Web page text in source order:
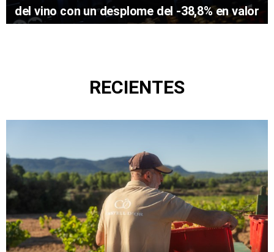
del vino con un desplome del -38,8% en valor
RECIENTES